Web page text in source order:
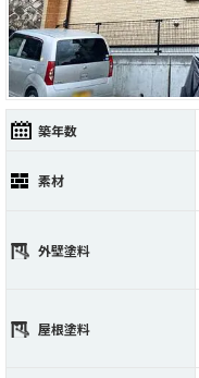
築年数
素材
外壁塗料
屋根塗料